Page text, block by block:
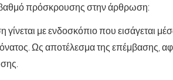
πρόσκρουσης στην άρθρωση:
με ενδοσκόπιο που εισάγεται
Ως αποτέλεσμα της επέμβασης,